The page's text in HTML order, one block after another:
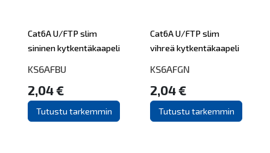
Cat6A U/FTP slim
sininen kytkentäkaapeli
KS6AFBU
2,04 €
Tutustu tarkemmin
Cat6A U/FTP slim
vihreä kytkentäkaapeli
KS6AFGN
2,04 €
Tutustu tarkemmin